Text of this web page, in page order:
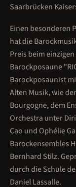
Saarbrücken
Einen besonderen
hat die
Preis beim
Barockposaune
Barockposaunist
Alten Musik, wie
Bourgogne, dem
Orchestra unter
Cao und Ophélie
Barockensembles
Bernhard Stilz.
durch die Schule
Daniel Lassalle.